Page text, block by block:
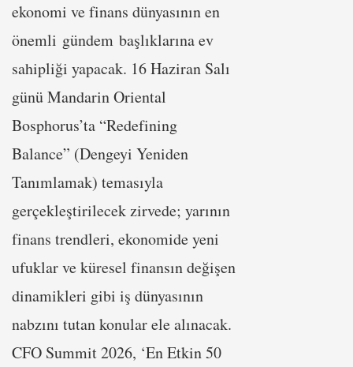
ekonomi ve finans dünyasının en
önemli gündem başlıklarına ev
sahipliği yapacak. 16 Haziran Salı
günü Mandarin Oriental
Bosphorus’ta “Redefining
Balance” (Dengeyi Yeniden
Tanımlamak) temasıyla
gerçekleştirilecek zirvede; yarının
finans trendleri, ekonomide yeni
ufuklar ve küresel finansın değişen
dinamikleri gibi iş dünyasının
nabzını tutan konular ele alınacak.
CFO Summit 2026, ‘En Etkin 50